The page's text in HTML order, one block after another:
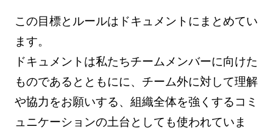
この目標とルールはドキュメントにまとめてい
ます。
ドキュメントは私たちチームメンバーに向けた
ものであるとともにに、チーム外に対して理解
や協力をお願いする、組織全体を強くするコミ
ュニケーションの土台としても使われていま